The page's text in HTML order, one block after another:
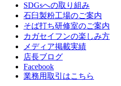
SDGsへの取り組み
石臼製粉工場のご案内
そば打ち研修室のご案内
カガセイフンの楽しみ方
メディア掲載実績
店長ブログ
Facebook
業務用取引はこちら